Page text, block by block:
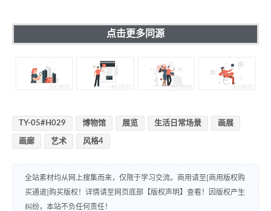
点击更多同源
TY-05#H029 博物馆 展览 生活日常场景 画展
画廊 艺术 风格4
全站素材均从网上搜集而来，仅限于学习交流。商用请至[商用版权购
买通道]购买版权！详情请至网页底部【版权声明】查看！因版权产生
纠纷，本站不负任何责任！